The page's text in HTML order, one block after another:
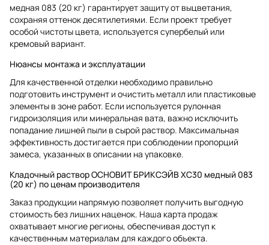
медная 083 (20 кг) гарантирует защиту от выцветания,
сохраняя оттенок десятилетиями. Если проект требует
особой чистоты цвета, используется супербелый или
кремовый вариант.
Нюансы монтажа и эксплуатации
Для качественной отделки необходимо правильно
подготовить инструмент и очистить металл или пластиковые
элементы в зоне работ. Если используется рулонная
гидроизоляция или минеральная вата, важно исключить
попадание лишней пыли в сырой раствор. Максимальная
эффективность достигается при соблюдении пропорций
замеса, указанных в описании на упаковке.
Кладочный раствор ОСНОВИТ БРИКСЭЙВ XC30 медный 083
(20 кг) по ценам производителя
Заказ продукции напрямую позволяет получить выгодную
стоимость без лишних наценок. Наша карта продаж
охватывает многие регионы, обеспечивая доступ к
качественным материалам для каждого объекта.